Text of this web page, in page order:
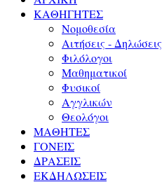
ΚΑΘΗΓΗΤΕΣ
Νομοθεσία
Αιτήσεις - Δηλώσεις
Φιλόλογοι
Μαθηματικοί
Φυσικοί
Αγγλικών
Θεολόγοι
ΜΑΘΗΤΕΣ
ΓΟΝΕΙΣ
ΔΡΑΣΕΙΣ
ΕΚΔΗΛΩΣΕΙΣ